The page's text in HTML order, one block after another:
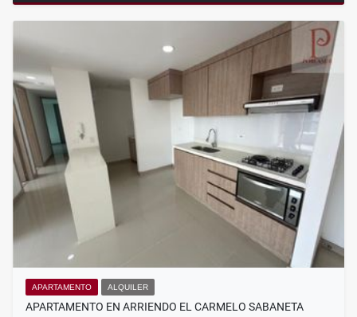
APARTAMENTO ALQUILER
APARTAMENTO EN ARRIENDO EL CARMELO SABANETA